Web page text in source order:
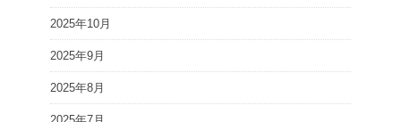
2025年10月
2025年9月
2025年8月